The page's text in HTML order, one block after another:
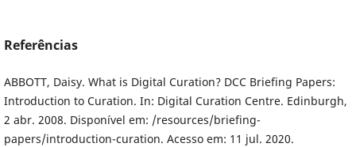
Referências
ABBOTT, Daisy. What is Digital Curation? DCC Briefing Papers:
Introduction to Curation. In: Digital Curation Centre. Edinburgh,
2 abr. 2008. Disponível em: /resources/briefing-
papers/introduction-curation. Acesso em: 11 jul. 2020.